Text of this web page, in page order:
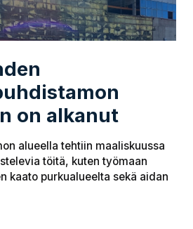
on alkanut
alueella tehtiin maaliskuussa
töitä, kuten työmaan
kaato purkualueelta sekä aidan